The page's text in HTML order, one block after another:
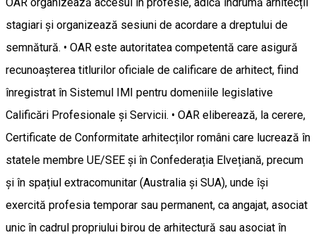
stagiari și organizează sesiuni de acordare a dreptului de
semnătură. • OAR este autoritatea competentă care asigură
recunoașterea titlurilor oficiale de calificare de arhitect, fiind
înregistrat în Sistemul IMI pentru domeniile legislative
Calificări Profesionale și Servicii. • OAR eliberează, la cerere,
Certificate de Conformitate arhitecților români care lucrează în
statele membre UE/SEE și în Confederația Elvețiană, precum
și în spațiul extracomunitar (Australia și SUA), unde își
exercită profesia temporar sau permanent, ca angajat, asociat
unic în cadrul propriului birou de arhitectură sau asociat în